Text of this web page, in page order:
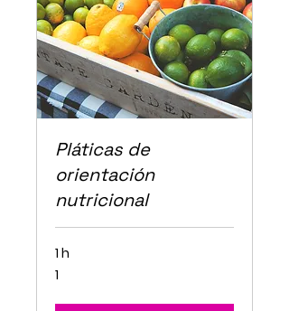
Pláticas de
orientación
nutricional
1 h
11